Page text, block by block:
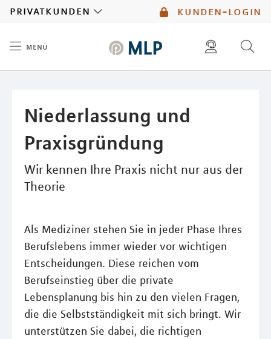
kunden-login
privatkunden
menü
Niederlassung und
Praxisgründung
Wir kennen Ihre Praxis nicht nur aus der
Theorie
Als Mediziner stehen Sie in jeder Phase Ihres
Berufslebens immer wieder vor wichtigen
Entscheidungen. Diese reichen vom
Berufseinstieg über die private
Lebensplanung bis hin zu den vielen Fragen,
die die Selbstständigkeit mit sich bringt. Wir
unterstützen Sie dabei, die richtigen